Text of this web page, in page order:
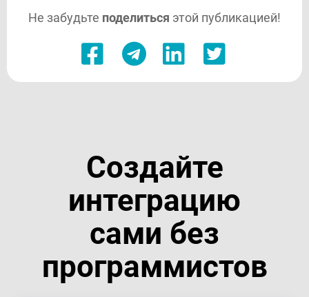
Не забудьте поделиться этой публикацией!
Создайте
интеграцию
сами без
программистов